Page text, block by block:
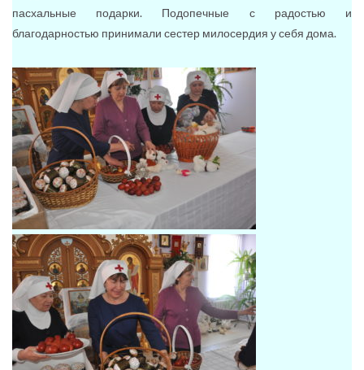
пасхальные подарки. Подопечные с радостью и
благодарностью принимали сестер милосердия у себя дома.